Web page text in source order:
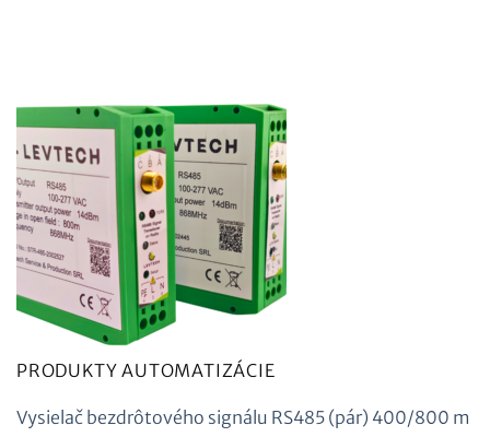
PRODUKTY AUTOMATIZÁCIE
Vysielač bezdrôtového signálu RS485 (pár) 400/800 m